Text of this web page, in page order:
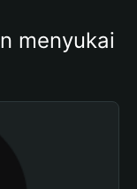
menyukai